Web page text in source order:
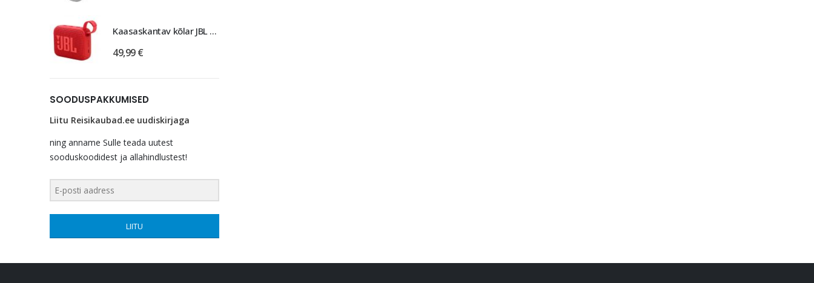
Kaasaskantav kõlar JBL GO 4, IP67, punane
49,99€
SOODUSPAKKUMISED
Liitu Reisikaubad.ee uudiskirjaga
ning anname Sulle teada uutest
sooduskoodidest ja allahindlustest!
LIITU